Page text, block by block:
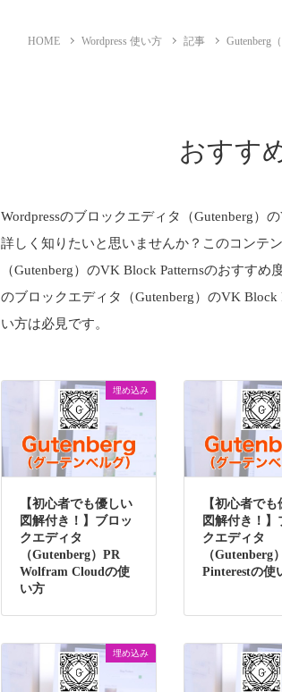
HOME Wordpress 使い方 記事 Gutenberg
おすす
Wordpressのブロックエディタ（Gutenberg）
詳しく知りたいと思いませんか？このコンテ
（Gutenberg）のVK Block Patternsのおすす
のブロックエディタ（Gutenberg）のVK
い方は必見です。
埋め込み
【初心者でも優しい
図解付き！】ブロッ
クエディタ
（Gutenberg）PR
Wolfram Cloudの使
い方
【初心者で
図解付き！】
クエディタ
（Gutenberg
Pinterestの使
埋め込み